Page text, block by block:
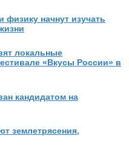
начнут изучать
локальные
«Вкусы России» в
кандидатом на
землетрясения,